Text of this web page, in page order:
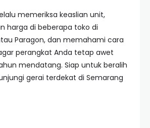
memeriksa keaslian unit,
harga di beberapa toko di
Paragon, dan memahami cara
perangkat Anda tetap awet
mendatang. Siap untuk beralih
gerai terdekat di Semarang